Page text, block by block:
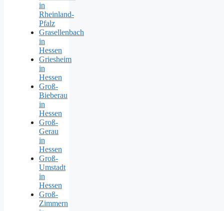
in
Rheinland-
Pfalz
Grasellenbach
in
Hessen
Griesheim
in
Hessen
Groß-
Bieberau
in
Hessen
Groß-
Gerau
in
Hessen
Groß-
Umstadt
in
Hessen
Groß-
Zimmern